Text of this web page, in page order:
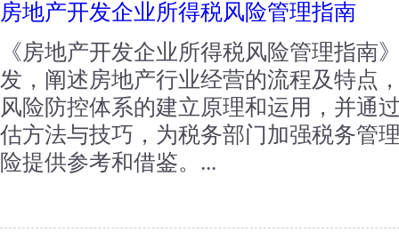
房地产开发企业所得税风险管理指南
《房地产开发企业所得税风险管理指南
发，阐述房地产行业经营的流程及特点
风险防控体系的建立原理和运用，并通
估方法与技巧，为税务部门加强税务管
险提供参考和借鉴。...